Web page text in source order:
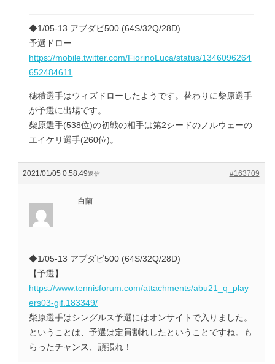
◆1/05-13 アブダビ500 (64S/32Q/28D)
予選ドロー
https://mobile.twitter.com/FiorinoLuca/status/1346096264
652484611
穂積選手はウィズドローしたようです。替わりに柴原選手
が予選に出場です。
柴原選手(538位)の初戦の相手は第2シードのノルウェーの
エイケリ選手(260位)。
2021/01/05 0:58:49 #163709
返信
白蘭
◆1/05-13 アブダビ500 (64S/32Q/28D)
【予選】
https://www.tennisforum.com/attachments/abu21_q_play
ers03-gif.183349/
柴原選手はシングルス予選にはオンサイトで入りました。
ということは、予選は定員割れしたということですね。も
らったチャンス、頑張れ！